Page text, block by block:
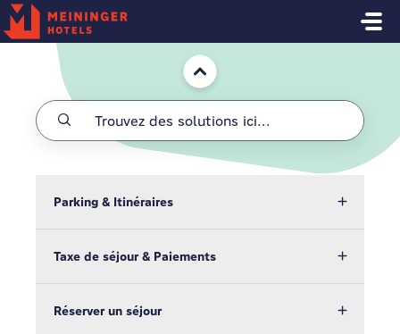
Passer au contenu principal
Accueil
Parking & Itinéraires
Taxe de séjour & Paiements
Réserver un séjour